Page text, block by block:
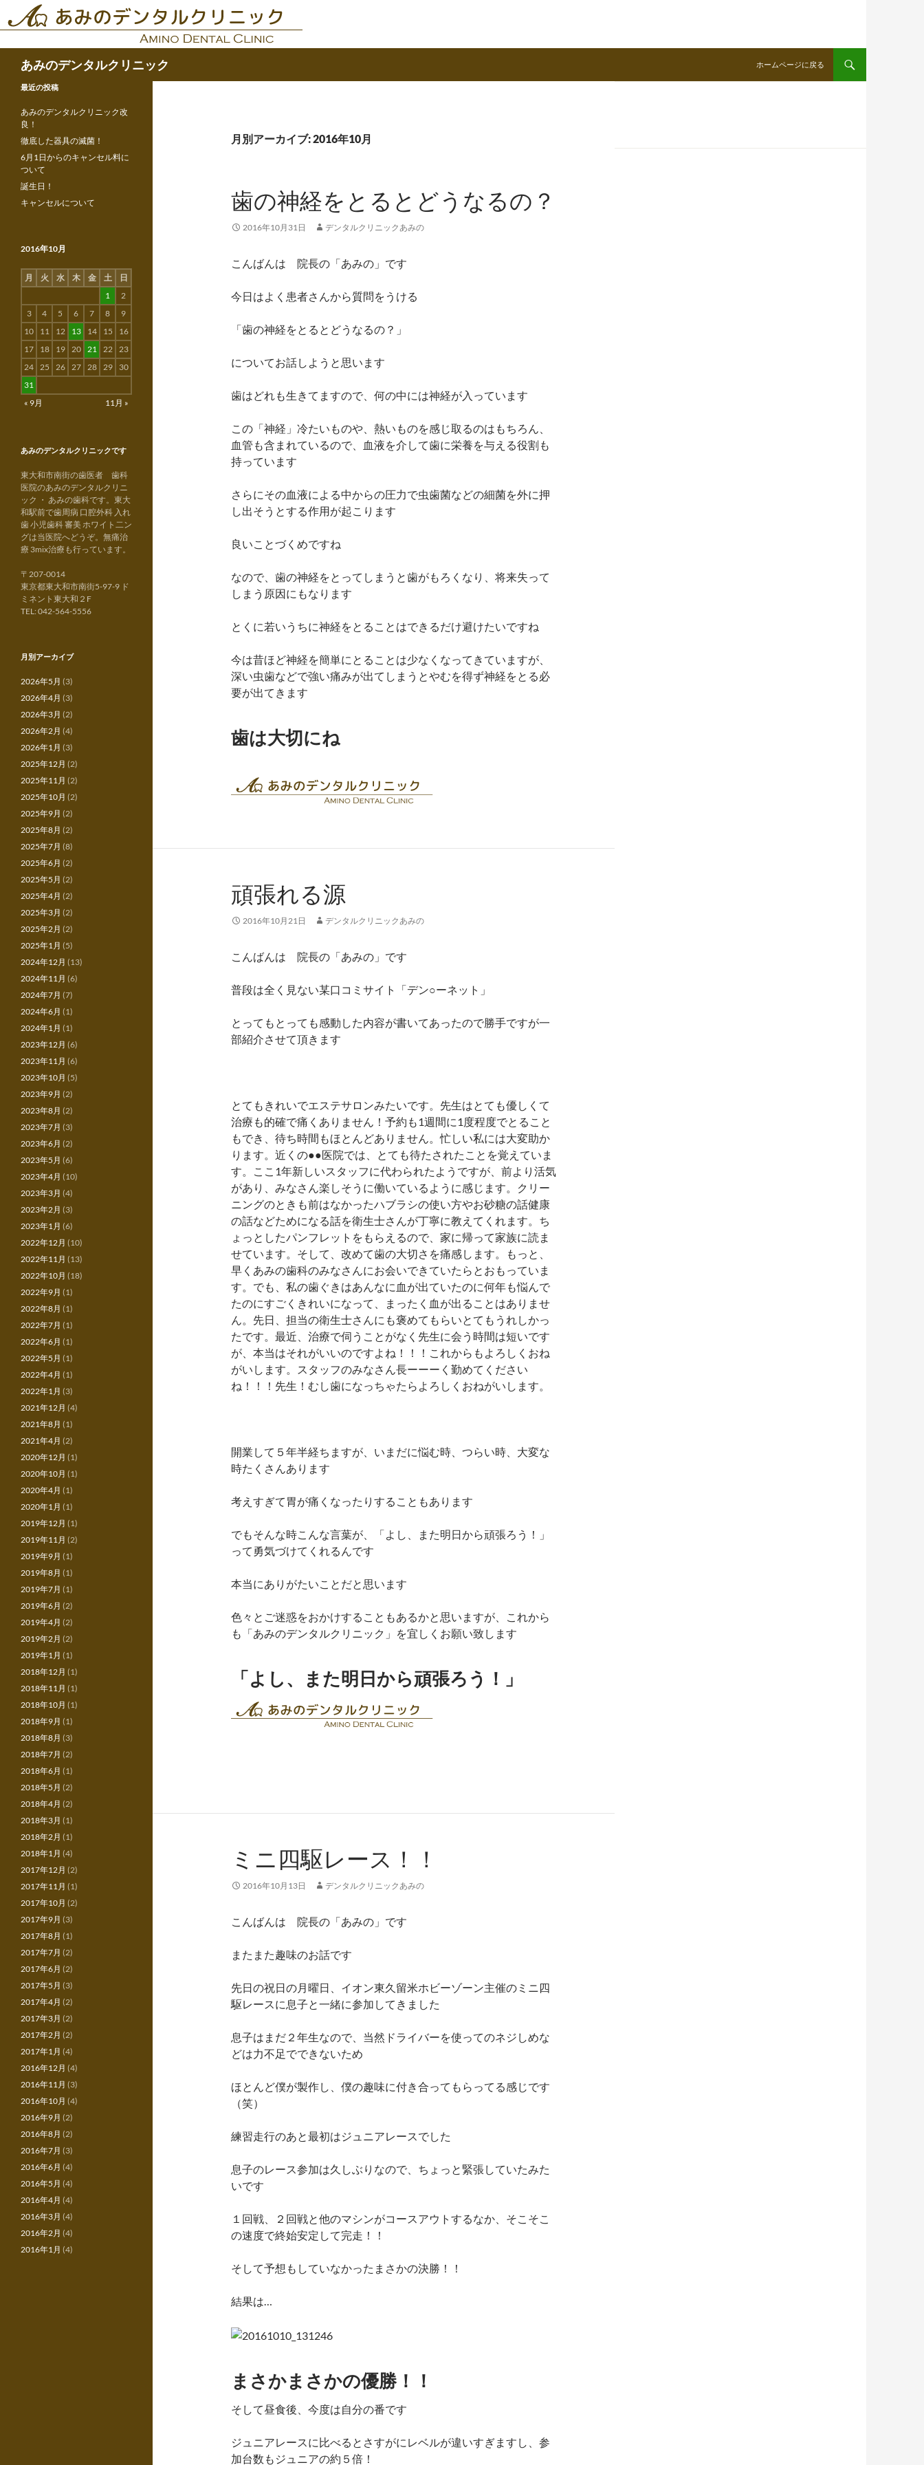
ン
あみのデンタルクリニック ホームページに戻る
月別アーカイブ: 2016年10月
歯の神経をとるとどうなるの？
2016年10月31日 デンタルクリニックあみの
こんばんは 院長の「あみの」です
今日はよく患者さんから質問をうける
「歯の神経をとるとどうなるの？」
についてお話しようと思います
歯はどれも生きてますので、何の中には神経が入っています
この「神経」冷たいものや、熱いものを感じ取るのはもちろん、
血管も含まれているので、血液を介して歯に栄養を与える役割も
持っています
さらにその血液による中からの圧力で虫歯菌などの細菌を外に押
し出そうとする作用が起こります
良いことづくめですね
なので、歯の神経をとってしまうと歯がもろくなり、将来失って
しまう原因にもなります
とくに若いうちに神経をとることはできるだけ避けたいですね
今は昔ほど神経を簡単にとることは少なくなってきていますが、
深い虫歯などで強い痛みが出てしまうとやむを得ず神経をとる必
要が出てきます
歯は大切にね
頑張れる源
2016年10月21日 デンタルクリニックあみの
こんばんは 院長の「あみの」です
普段は全く見ない某口コミサイト「デン○ーネット」
とってもとっても感動した内容が書いてあったので勝手ですが一
部紹介させて頂きます
とてもきれいでエステサロンみたいです。先生はとても優しくて
治療も的確で痛くありません！予約も1週間に1度程度でとること
もでき、待ち時間もほとんどありません。忙しい私には大変助か
ります。近くの●●医院では、とても待たされたことを覚えていま
す。ここ1年新しいスタッフに代わられたようですが、前より活気
があり、みなさん楽しそうに働いているように感じます。クリー
ニングのときも前はなかったハブラシの使い方やお砂糖の話健康
の話などためになる話を衛生士さんが丁寧に教えてくれます。ち
ょっとしたパンフレットをもらえるので、家に帰って家族に読ま
せています。そして、改めて歯の大切さを痛感します。もっと、
早くあみの歯科のみなさんにお会いできていたらとおもっていま
す。でも、私の歯ぐきはあんなに血が出ていたのに何年も悩んで
たのにすごくきれいになって、まったく血が出ることはありませ
ん。先日、担当の衛生士さんにも褒めてもらいとてもうれしかっ
たです。最近、治療で伺うことがなく先生に会う時間は短いです
が、本当はそれがいいのですよね！！！これからもよろしくおね
がいします。スタッフのみなさん長ーーーく勤めてください
ね！！！先生！むし歯になっちゃたらよろしくおねがいします。
開業して５年半経ちますが、いまだに悩む時、つらい時、大変な
時たくさんあります
考えすぎて胃が痛くなったりすることもあります
でもそんな時こんな言葉が、「よし、また明日から頑張ろう！」
って勇気づけてくれるんです
本当にありがたいことだと思います
色々とご迷惑をおかけすることもあるかと思いますが、これから
も「あみのデンタルクリニック」を宜しくお願い致します
「よし、また明日から頑張ろう！」
ミニ四駆レース！！
2016年10月13日 デンタルクリニックあみの
こんばんは 院長の「あみの」です
またまた趣味のお話です
先日の祝日の月曜日、イオン東久留米ホビーゾーン主催のミニ四
駆レースに息子と一緒に参加してきました
息子はまだ２年生なので、当然ドライバーを使ってのネジしめな
どは力不足でできないため
ほとんど僕が製作し、僕の趣味に付き合ってもらってる感じです
（笑）
練習走行のあと最初はジュニアレースでした
息子のレース参加は久しぶりなので、ちょっと緊張していたみた
いです
１回戦、２回戦と他のマシンがコースアウトするなか、そこそこ
の速度で終始安定して完走！！
そして予想もしていなかったまさかの決勝！！
結果は…
まさかまさかの優勝！！
そして昼食後、今度は自分の番です
ジュニアレースに比べるとさすがにレベルが違いすぎますし、参
加台数もジュニアの約５倍！
最近の投稿
あみのデンタルクリニック改
良！
徹底した器具の滅菌！
6月1日からのキャンセル料に
ついて
誕生日！
キャンセルについて
2016年10月
月 火 水 木 金 土
日
1
2
3
4 5 6 7 8
9
10
11 12 13 14 15
16
17
18 19 20 21 22
23
24 25 26 27 28 29
30
31
« 9月
11月 »
あみのデンタルクリニックです
東大和市南街の歯医者 歯科
医院のあみのデンタルクリニ
ック ・ あみの歯科です。東大
和駅前で歯周病 口腔外科 入れ
歯 小児歯科 審美 ホワイト二ン
グは当医院へどうぞ。無痛治
療 3mix治療も行っています。
〒207-0014
東京都東大和市南街5-97-9 ド
ミネント東大和２F
TEL: 042-564-5556
月別アーカイブ
2026年5月 (3)
2026年4月 (3)
2026年3月 (2)
2026年2月 (4)
2026年1月 (3)
2025年12月 (2)
2025年11月 (2)
2025年10月 (2)
2025年9月 (2)
2025年8月 (2)
2025年7月 (8)
2025年6月 (2)
2025年5月 (2)
2025年4月 (2)
2025年3月 (2)
2025年2月 (2)
2025年1月 (5)
2024年12月 (13)
2024年11月 (6)
2024年7月 (7)
2024年6月 (1)
2024年1月 (1)
2023年12月 (6)
2023年11月 (6)
2023年10月 (5)
2023年9月 (2)
2023年8月 (2)
2023年7月 (3)
2023年6月 (2)
2023年5月 (6)
2023年4月 (10)
2023年3月 (4)
2023年2月 (3)
2023年1月 (6)
2022年12月 (10)
2022年11月 (13)
2022年10月 (18)
2022年9月 (1)
2022年8月 (1)
2022年7月 (1)
2022年6月 (1)
2022年5月 (1)
2022年4月 (1)
2022年1月 (3)
2021年12月 (4)
2021年8月 (1)
2021年4月 (2)
2020年12月 (1)
2020年10月 (1)
2020年4月 (1)
2020年1月 (1)
2019年12月 (1)
2019年11月 (2)
2019年9月 (1)
2019年8月 (1)
2019年7月 (1)
2019年6月 (2)
2019年4月 (2)
2019年2月 (2)
2019年1月 (1)
2018年12月 (1)
2018年11月 (1)
2018年10月 (1)
2018年9月 (1)
2018年8月 (3)
2018年7月 (2)
2018年6月 (1)
2018年5月 (2)
2018年4月 (2)
2018年3月 (1)
2018年2月 (1)
2018年1月 (4)
2017年12月 (2)
2017年11月 (1)
2017年10月 (2)
2017年9月 (3)
2017年8月 (1)
2017年7月 (2)
2017年6月 (2)
2017年5月 (3)
2017年4月 (2)
2017年3月 (2)
2017年2月 (2)
2017年1月 (4)
2016年12月 (4)
2016年11月 (3)
2016年10月 (4)
2016年9月 (2)
2016年8月 (2)
2016年7月 (3)
2016年6月 (4)
2016年5月 (4)
2016年4月 (4)
2016年3月 (4)
2016年2月 (4)
2016年1月 (4)